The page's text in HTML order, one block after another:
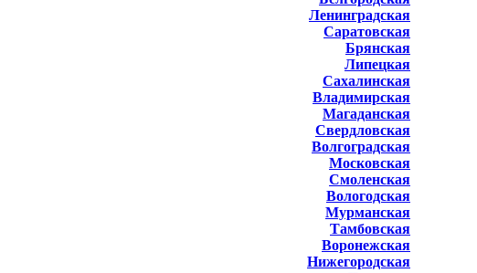
Ленинградская
Саратовская
Брянская
Липецкая
Сахалинская
Владимирская
Магаданская
Свердловская
Волгоградская
Московская
Смоленская
Вологодская
Мурманская
Тамбовская
Воронежская
Нижегородская